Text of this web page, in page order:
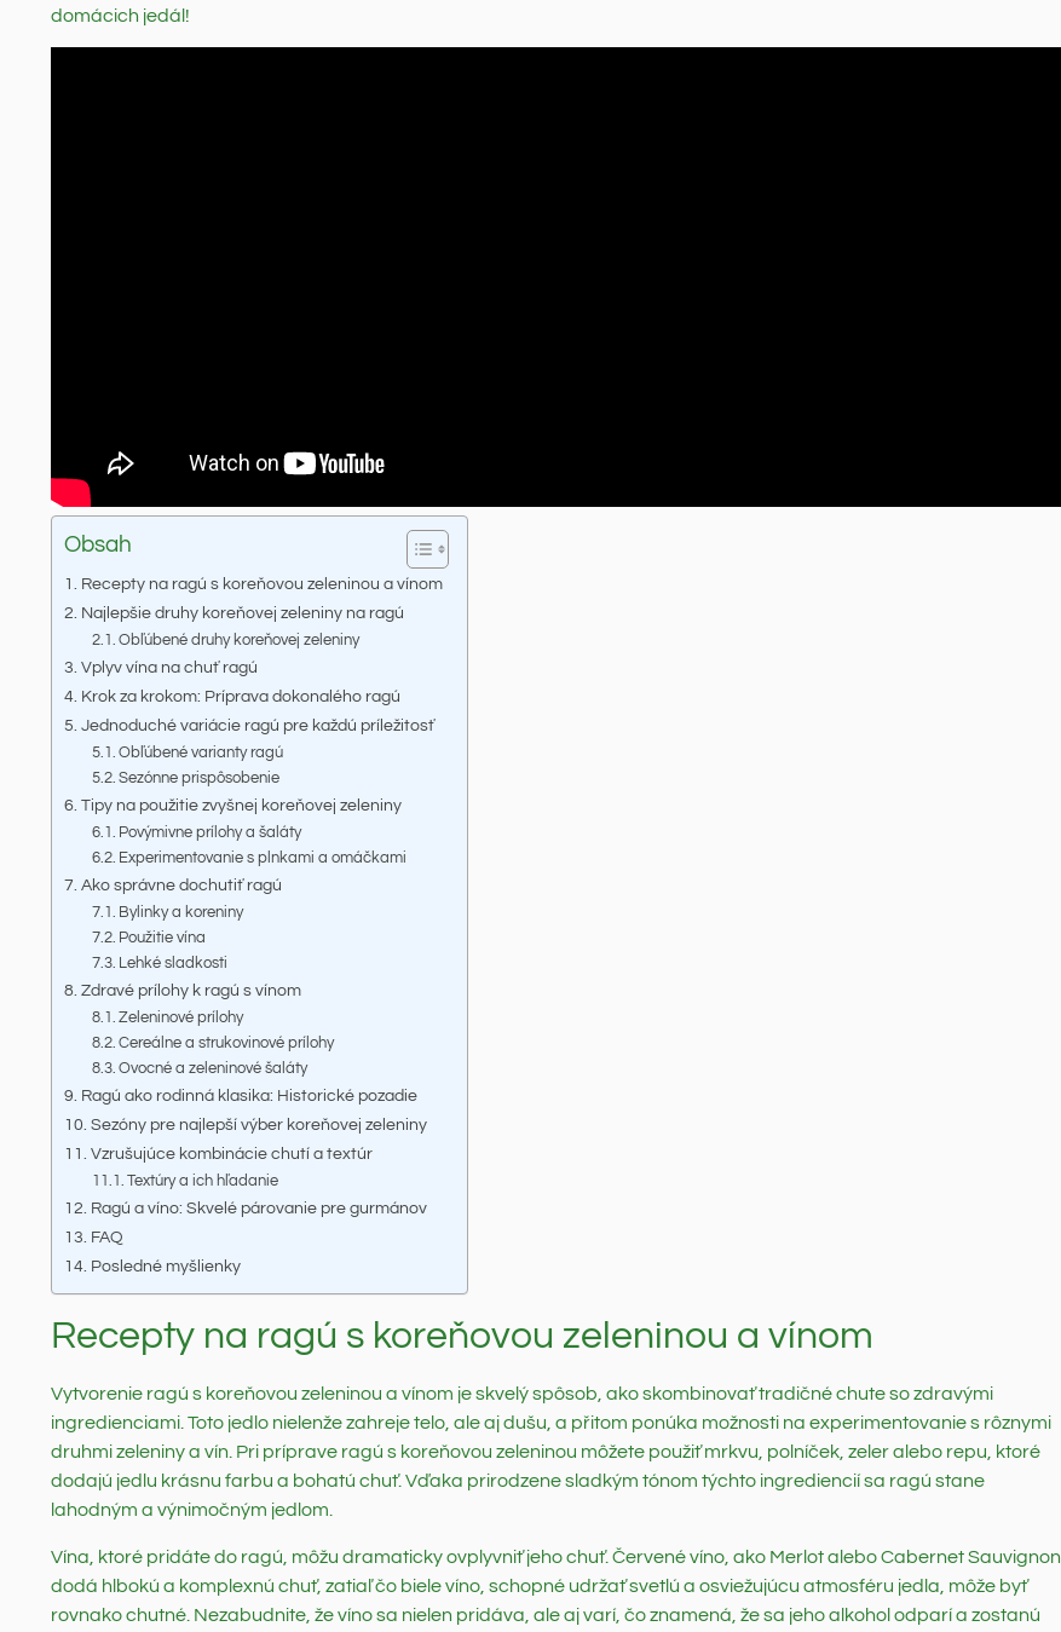
domácich jedál!
Obsah
Recepty na ragú s koreňovou zeleninou a vínom
Najlepšie druhy koreňovej zeleniny na ragú
Obľúbené druhy koreňovej zeleniny
Vplyv vína na chuť ragú
Krok za krokom: Príprava dokonalého ragú
Jednoduché variácie ragú pre každú príležitosť
Obľúbené varianty ragú
Sezónne prispôsobenie
Tipy na použitie zvyšnej koreňovej zeleniny
Povýmivne prílohy a šaláty
Experimentovanie s plnkami a omáčkami
Ako správne dochutiť ragú
Bylinky a koreniny
Použitie vína
Lehké sladkosti
Zdravé prílohy k ragú s vínom
Zeleninové prílohy
Cereálne a strukovinové prílohy
Ovocné a zeleninové šaláty
Ragú ako rodinná klasika: Historické pozadie
Sezóny pre najlepší výber koreňovej zeleniny
Vzrušujúce kombinácie chutí a textúr
Textúry a ich hľadanie
Ragú a víno: Skvelé párovanie pre gurmánov
FAQ
Posledné myšlienky
Recepty na ragú s koreňovou zeleninou a vínom
Vytvorenie ragú s koreňovou zeleninou a vínom je skvelý spôsob, ako skombinovať tradičné chute so zdravými
ingredienciami. Toto jedlo nielenže zahreje telo, ale aj dušu, a přitom ponúka možnosti na experimentovanie s rôznymi
druhmi zeleniny a vín. Pri príprave ragú s koreňovou zeleninou môžete použiť mrkvu, polníček, zeler alebo repu, ktoré
dodajú jedlu krásnu farbu a bohatú chuť. Vďaka prirodzene sladkým tónom týchto ingrediencií sa ragú stane
lahodným a výnimočným jedlom.
Vína, ktoré pridáte do ragú, môžu dramaticky ovplyvniť jeho chuť. Červené víno, ako Merlot alebo Cabernet Sauvignon,
dodá hlbokú a komplexnú chuť, zatiaľ čo biele víno, schopné udržať svetlú a osviežujúcu atmosféru jedla, môže byť
rovnako chutné. Nezabudnite, že víno sa nielen pridáva, ale aj varí, čo znamená, že sa jeho alkohol odparí a zostanú